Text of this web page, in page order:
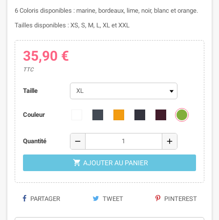
6 Coloris disponibles : marine, bordeaux, lime, noir, blanc et orange.
Tailles disponibles : XS, S, M, L, XL et XXL
35,90 €
TTC
Taille
Couleur
Quantité remove add
 AJOUTER AU PANIER
PARTAGER TWEET PINTEREST